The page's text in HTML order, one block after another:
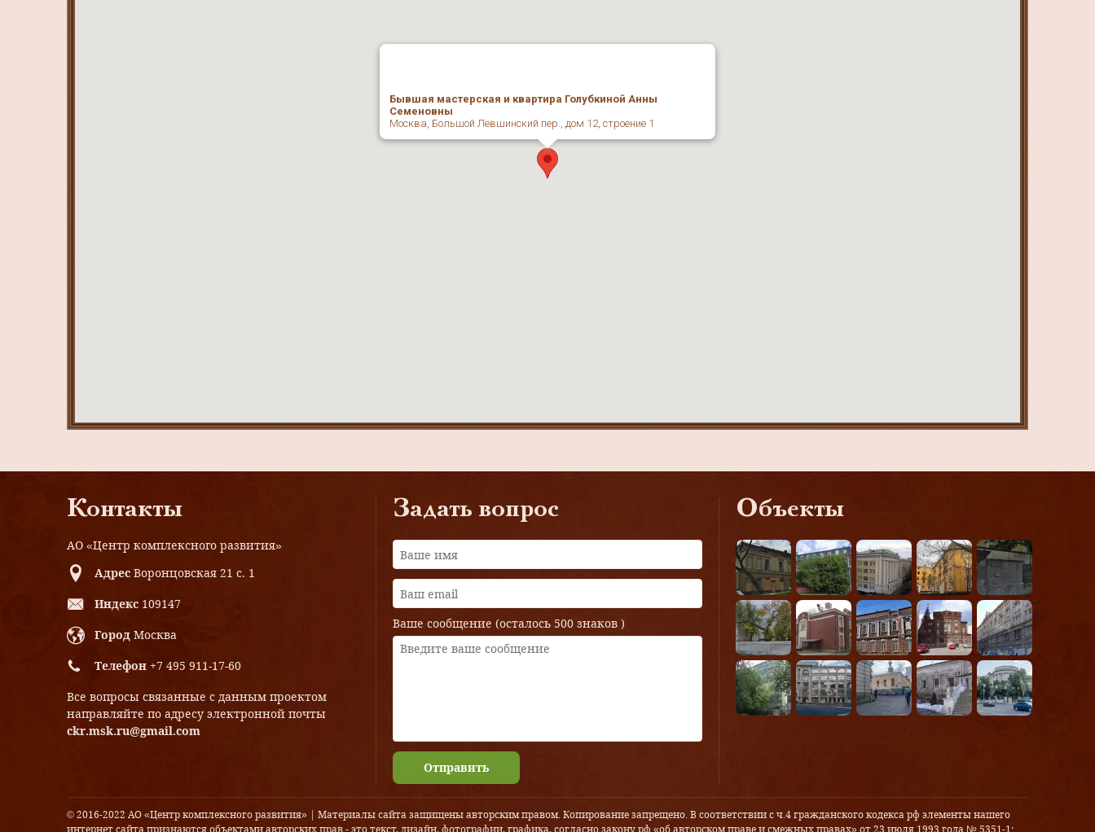
Бывшая мастерская и квартира Голубкиной Анны
Семеновны
Москва, Большой Лёвшинский пер., дом 12, строение 1
Контакты
АО «Центр комплексного развития»
Адрес Воронцовская 21 с. 1
Индекс 109147
Город Москва
Телефон +7 495 911-17-60
Все вопросы связанные с данным проектом
направляйте по адресу электронной почты
ckr.msk.ru@gmail.com
Задать вопрос
Ваше сообщение (осталось 500 знаков )
Отправить
Объекты
© 2016-2022 АО «Центр комплексного развития» | Материалы сайта защищены авторским правом. Копирование запрещено. В соответствии с ч.4 гражданского кодекса рф элементы нашего